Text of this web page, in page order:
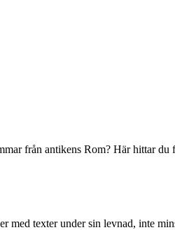
från antikens Rom? Här hittar
med texter under sin levnad, inte